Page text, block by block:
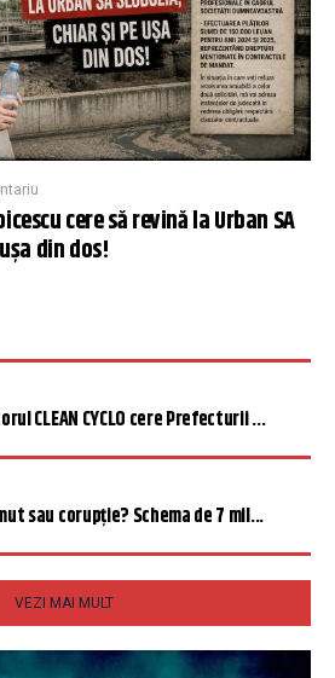
cere să revină la Urban SA
din dos!
CLEAN CYCLO cere Prefecturii ...
sau corupție? Schema de 7 mil...
VEZI MAI MULT